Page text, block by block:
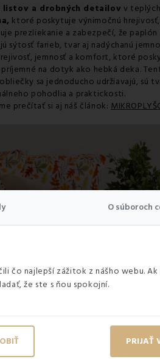
O súboroch
čo najlepší zážitok z nášho webu.
že ste s ňou spokojní.
PRIJAŤ
listov a drobných detailov v
ktoré poskytuje výnimočnú
prezliekanie a zabezpečí, že
sýtosť farieb, tvar aj nadýchanú
jemnosť a komfort, ktoré
na dotyk ako hebká deka.
sa jednoducho udržiavajú, sú
pohodlia a praktickosti.
prečítať si aj náš článok: